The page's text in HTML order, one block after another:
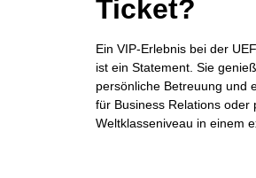
Ticket?
Ein VIP-Erlebnis bei der
ist ein Statement. Sie
persönliche Betreuung und
für Business Relations
Weltklasseniveau in einem